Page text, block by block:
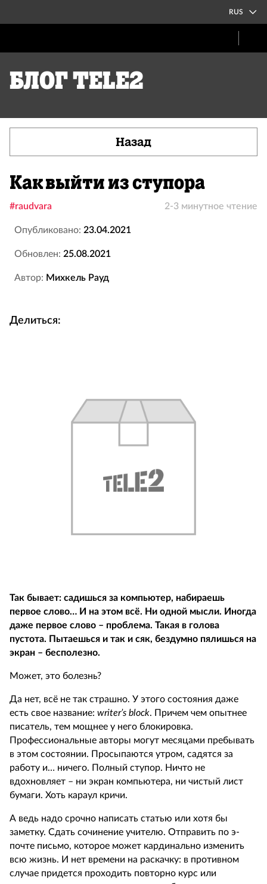
RUS
Блог Tele2
Назад
Как выйти из ступора
#raudvara 2-3 минутное чтение
Опубликовано: 23.04.2021
Обновлен: 25.08.2021
Автор: Михкель Рауд
Делиться:
Так бывает: садишься за компьютер, набираешь
первое слово… И на этом всё. Ни одной мысли. Иногда
даже первое слово – проблема. Такая в голова
пустота. Пытаешься и так и сяк, бездумно пялишься на
экран – бесполезно.
Может, это болезнь?
Да нет, всё не так страшно. У этого состояния даже
есть свое название: writer’s block. Причем чем опытнее
писатель, тем мощнее у него блокировка.
Профессиональные авторы могут месяцами пребывать
в этом состоянии. Просыпаются утром, садятся за
работу и… ничего. Полный ступор. Ничто не
вдохновляет – ни экран компьютера, ни чистый лист
бумаги. Хоть караул кричи.
А ведь надо срочно написать статью или хотя бы
заметку. Сдать сочинение учителю. Отправить по э-
почте письмо, которое может кардинально изменить
всю жизнь. И нет времени на раскачку: в противном
случае придется проходить повторно курс или